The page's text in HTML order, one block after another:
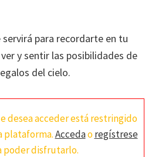
para recordarte en tu
y sentir las posibilidades de
del cielo.
desea acceder está restringido
plataforma.Accedaoregístrese
poder disfrutarlo.